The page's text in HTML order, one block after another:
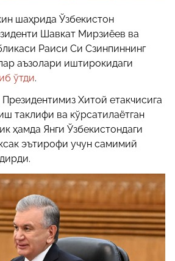
шаҳрида Ўзбекистон
Шавкат Мирзиёев ва
Раиси Си Сзинпиннинг
аъзолари иштирокидаги
ўтди.
Хитой етакчисига
таклифи ва кўрсатилаётган
ҳамда Янги Ўзбекистондаги
эътирофи учун самимий